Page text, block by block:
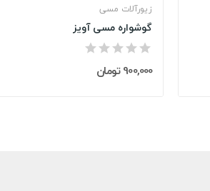
زیورآلات مسی
گوشواره مسی آویز
900,000 تومان